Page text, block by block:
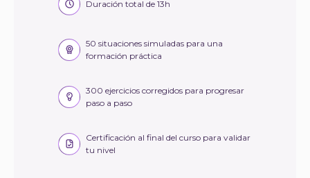
Duración total de 13h
50 situaciones simuladas para una
formación práctica
300 ejercicios corregidos para progresar
paso a paso
Certificación al final del curso para validar
tu nivel